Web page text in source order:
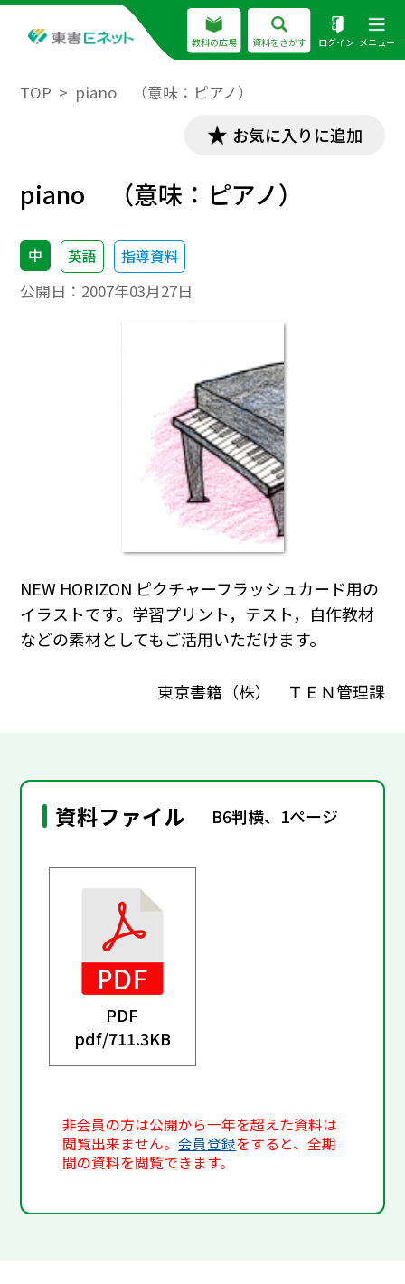
教科の広場 資料をさがす ログイン メニュー
TOP piano （意味：ピアノ）
お気に入りに追加
piano （意味：ピアノ）
中 英語 指導資料
公開日： 2007年03月27日
NEW HORIZON ピクチャーフラッシュカード用の
イラストです。学習プリント，テスト，自作教材
などの素材としてもご活用いただけます。
東京書籍（株） ＴＥＮ管理課
資料ファイル B6判横、1ページ
PDF
pdf/711.3KB
非会員の方は公開から一年を超えた資料は
閲覧出来ません。会員登録をすると、全期
間の資料を閲覧できます。